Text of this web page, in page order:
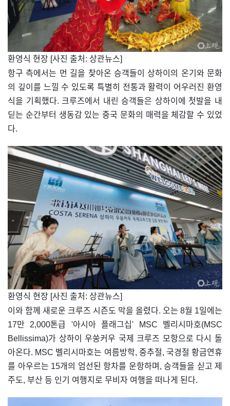
​환영식 현장 [사진 출처: 상관뉴스]
항구 측에서는 먼 길을 찾아온 승객들이 상하이의 온기와 문화
의 깊이를 느낄 수 있도록 특별히 전통과 활력이 어우러진 환영
식을 기획했다. 크루즈에서 내린 승객들은 상하이에 첫발을 내
딛는 순간부터 생동감 있는 중국 문화의 매력을 체감할 수 있었
다.
​환영식 현장 [사진 출처: 상관뉴스]
이와 함께 새로운 크루즈 시즌도 막을 올렸다. 오는 8월 1일에는
17만 2,000톤급 '아시아 플래그십' MSC 벨리시마호(MSC
Bellissima)가 상하이 우쑹커우 국제 크루즈 모항으로 다시 돌
아온다. MSC 벨리시마호는 여름방학, 중추절, 국경절 황금연휴
를 아우르는 15개의 엄선된 항차를 운항하며, 승객들을 싣고 제
주도, 부산 등 인기 여행지로 무비자 여행을 떠나게 된다.